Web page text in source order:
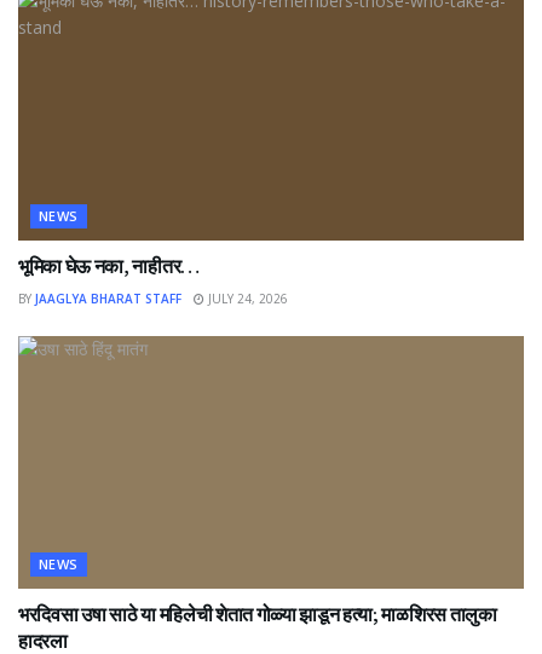
NEWS
भूमिका घेऊ नका, नाहीतर…
BY JAAGLYA BHARAT STAFF JULY 24, 2026
NEWS
भरदिवसा उषा साठे या महिलेची शेतात गोळ्या झाडून हत्या; माळशिरस तालुका
हादरला